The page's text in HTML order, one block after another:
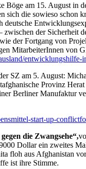
Böge am 15. August in
sich die sowieso schon
zwischen der
der Fortgang von
MitarbeiterInnen von
entwicklungshilfe-
SZ am 5. August:
Provinz
Berliner Manufaktur
start-up-
die Zwangsehe“,
Dollar ein zweites
floh aus Afghanistan
ist ihre Stimme.